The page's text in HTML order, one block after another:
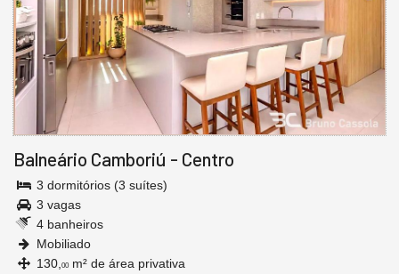
Balneário Camboriú - Centro
3 dormitórios (3 suítes)
3 vagas
4 banheiros
Mobiliado
130, 00 m² de área privativa